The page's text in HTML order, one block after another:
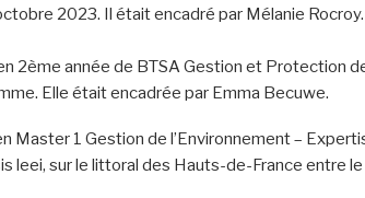
2023. Il était encadré par Mélanie Rocroy.
2ème année de BTSA Gestion et Protection
Elle était encadrée par Emma Becuwe.
Master 1 Gestion de l’Environnement –
leei, sur le littoral des Hauts-de-France entre